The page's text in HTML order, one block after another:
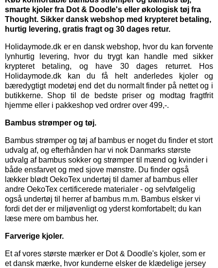
smarte kjoler fra Dot & Doodle's eller økologisk tøj fra
Thought. Sikker dansk webshop med krypteret betaling,
hurtig levering, gratis fragt og 30 dages retur.
Holidaymode.dk er en dansk webshop, hvor du kan forvente
lynhurtig levering, hvor du trygt kan handle med sikker
krypteret betaling, og have 30 dages returret. Hos
Holidaymode.dk kan du få helt anderledes kjoler og
bæredygtigt modetøj end det du normalt finder på nettet og i
butikkerne. Shop til de bedste priser og modtag fragtfrit
hjemme eller i pakkeshop ved ordrer over 499,-.
Bambus strømper og tøj.
Bambus strømper og tøj af bambus er noget du finder et stort
udvalg af, og efterhånden har vi nok Danmarks største
udvalg af bambus sokker og strømper til mænd og kvinder i
både ensfarvet og med sjove mønstre. Du finder også
lækker blødt OekoTex undertøj til damer af bambus eller
andre OekoTex certificerede materialer - og selvfølgelig
også undertøj til herrer af bambus m.m. Bambus elsker vi
fordi det der er miljøvenligt og yderst komfortabelt; du kan
læse mere om bambus her.
Farverige kjoler.
Et af vores største mærker er Dot & Doodle's kjoler, som er
et dansk mærke, hvor kunderne elsker de klædelige jersey